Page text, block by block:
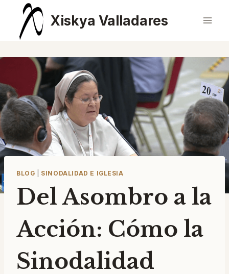
Saltar
contenido
Xiskya Valladares
BLOG SINODALIDAD E IGLESIA
Del Asombro a la
Acción: Cómo la
Sinodalidad